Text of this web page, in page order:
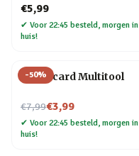
hoofdband
€5,99
✔ Voor 22:45 besteld, morgen in
huis!
-50%
Creditcard Multitool
€7,99
Nu voor€3,99
✔ Voor 22:45 besteld, morgen in
huis!